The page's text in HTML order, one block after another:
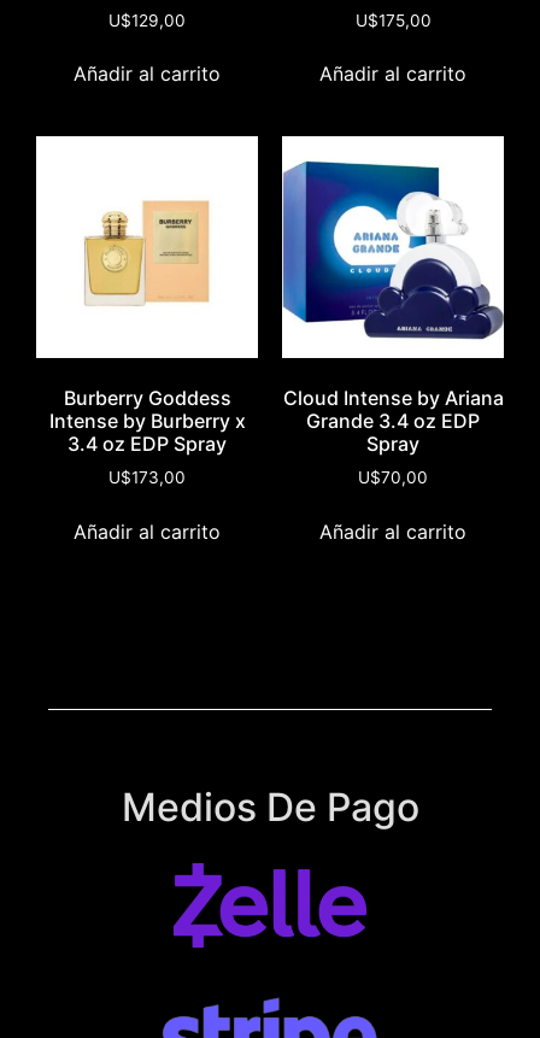
U$129,00
Añadir al carrito
U$175,00
Añadir al carrito
Burberry Goddess
Intense by Burberry x
3.4 oz EDP Spray
U$173,00
Añadir al carrito
Cloud Intense by Ariana
Grande 3.4 oz EDP
Spray
U$70,00
Añadir al carrito
Medios De Pago